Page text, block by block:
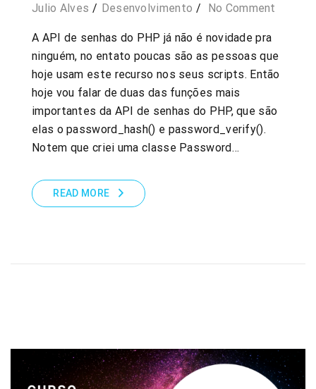
Julio Alves Desenvolvimento No Comment
A API de senhas do PHP já não é novidade pra
ninguém, no entato poucas são as pessoas que
hoje usam este recurso nos seus scripts. Então
hoje vou falar de duas das funções mais
importantes da API de senhas do PHP, que são
elas o password_hash() e password_verify().
Notem que criei uma classe Password…
READ MORE